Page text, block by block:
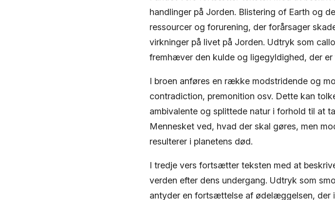
handlinger på Jorden. Blistering of Earth og
ressourcer og forurening, der forårsager
virkninger på livet på Jorden. Udtryk som
fremhæver den kulde og ligegyldighed, der
I broen anføres en række modstridende og
contradiction, premonition osv. Dette kan
ambivalente og splittede natur i forhold til at
Mennesket ved, hvad der skal gøres, men
resulterer i planetens død.
I tredje vers fortsætter teksten med at
verden efter dens undergang. Udtryk som
antyder en fortsættelse af ødelæggelsen, der